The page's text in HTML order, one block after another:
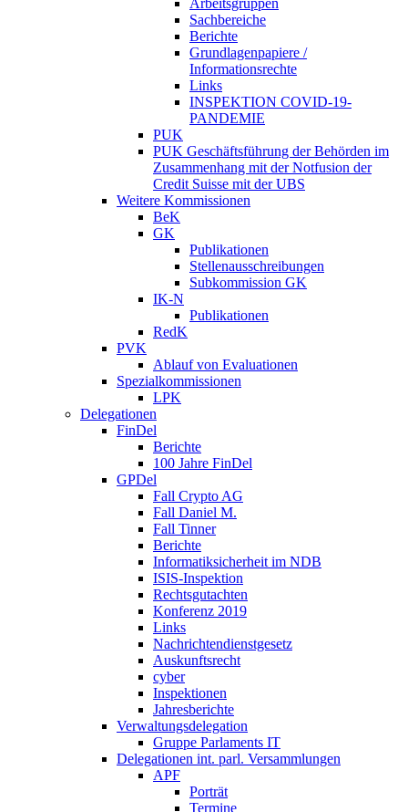
Arbeitsgruppen
Sachbereiche
Berichte
Grundlagenpapiere /
Informationsrechte
Links
INSPEKTION COVID-19-
PANDEMIE
PUK
PUK Geschäftsführung der Behörden im
Zusammenhang mit der Notfusion der
Credit Suisse mit der UBS
Weitere Kommissionen
BeK
GK
Publikationen
Stellenausschreibungen
Subkommission GK
IK-N
Publikationen
RedK
PVK
Ablauf von Evaluationen
Spezialkommissionen
LPK
Delegationen
FinDel
Berichte
100 Jahre FinDel
GPDel
Fall Crypto AG
Fall Daniel M.
Fall Tinner
Berichte
Informatiksicherheit ­im NDB
ISIS-Inspektion
Rechtsgutachten
Konferenz 2019
Links
Nachrichtendienstgesetz
Auskunftsrecht
cyber
Inspektionen
Jahresberichte
Verwaltungsdelegation
Gruppe Parlaments IT
Delegationen int. parl. Versammlungen
APF
Porträt
Termine